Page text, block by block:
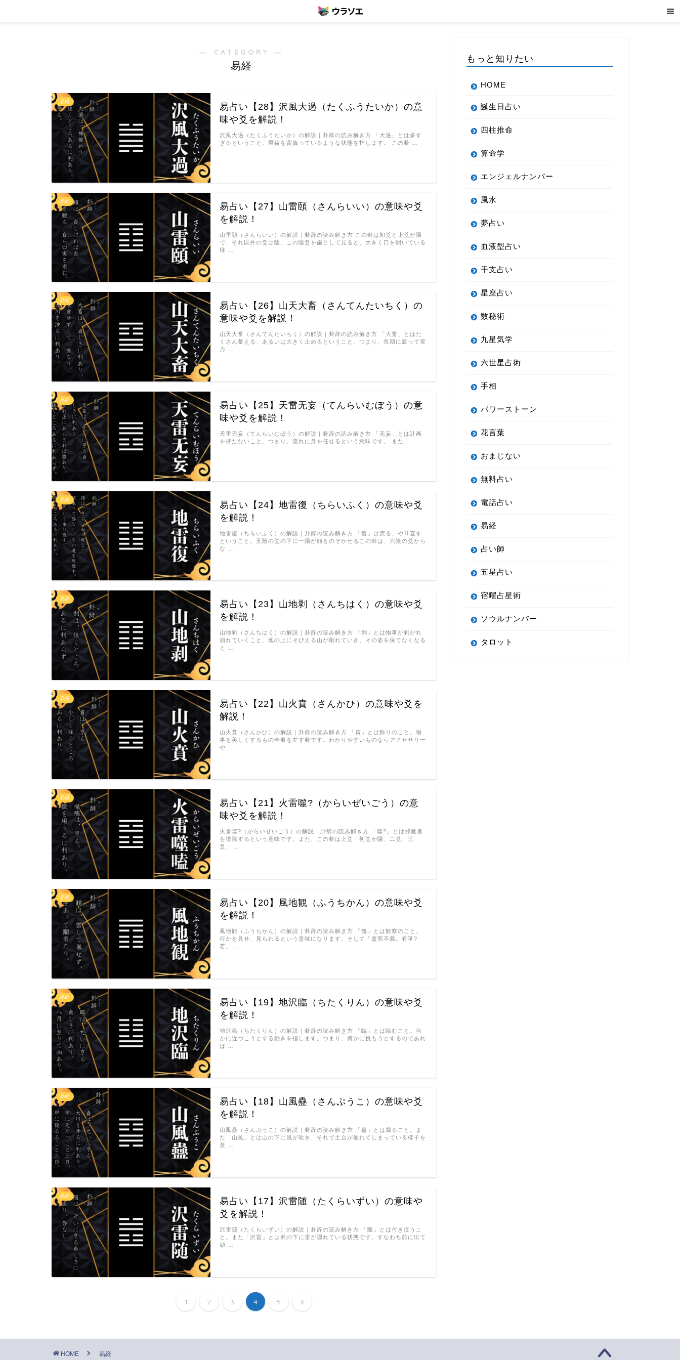
― CATEGORY ―
易経
易経
易占い【28】沢風大過（たくふうたいか）の意
味や爻を解説！
沢風大過（たくふうたいか）の解説｜卦辞の読み解き方 「大過」とは多す
ぎるということ。重荷を背負っているような状態を指します。 この卦 …
易経
易占い【27】山雷頤（さんらいい）の意味や爻
を解説！
山雷頤（さんらいい）の解説｜卦辞の読み解き方 この卦は初爻と上爻が陽
で、それ以外の爻は陰。この陰爻を歯として見ると、大きく口を開いている
様 …
易経
易占い【26】山天大畜（さんてんたいちく）の
意味や爻を解説！
山天大畜（さんてんたいちく）の解説｜卦辞の読み解き方 「大畜」とはた
くさん蓄える、あるいは大きく止めるということ。つまり、長期に渡って実
力 …
易経
易占い【25】天雷无妄（てんらいむぼう）の意
味や爻を解説！
天雷无妄（てんらいむぼう）の解説｜卦辞の読み解き方 「无妄」とは計画
を持たないこと。つまり、流れに身を任せるという意味です。 また「 …
易経
易占い【24】地雷復（ちらいふく）の意味や爻
を解説！
地雷復（ちらいふく）の解説｜卦辞の読み解き方 「復」は戻る、やり直す
ということ。五陰の爻の下に一陽が顔をのぞかせるこの卦は、六陰の爻から
な …
易経
易占い【23】山地剥（さんちはく）の意味や爻
を解説！
山地剥（さんちはく）の解説｜卦辞の読み解き方 「剥」とは物事が剥がれ
崩れていくこと。地の上にそびえる山が削れていき、その姿を保てなくなる
と …
易経
易占い【22】山火賁（さんかひ）の意味や爻を
解説！
山火賁（さんかひ）の解説｜卦辞の読み解き方 「賁」とは飾りのこと。物
事を美しくするもの全般を差す卦です。わかりやすいものならアクセサリー
や …
易経
易占い【21】火雷噬?（からいぜいごう）の意
味や爻を解説！
火雷噬?（からいぜいごう）の解説｜卦辞の読み解き方 「噬?」とは邪魔者
を排除するという意味です。また、この卦は上爻・初爻が陽、二爻、三
爻、 …
易経
易占い【20】風地観（ふうちかん）の意味や爻
を解説！
風地観（ふうちかん）の解説｜卦辞の読み解き方 「観」とは観察のこと。
何かを見せ、見られるという意味になります。そして「盥而不薦。有孚?
若」 …
易経
易占い【19】地沢臨（ちたくりん）の意味や爻
を解説！
地沢臨（ちたくりん）の解説｜卦辞の読み解き方 「臨」とは臨むこと。何
かに近づこうとする動きを指します。つまり、何かに挑もうとするのであれ
ば …
易経
易占い【18】山風蠱（さんぷうこ）の意味や爻
を解説！
山風蠱（さんぷうこ）の解説｜卦辞の読み解き方 「蠱」とは腐ること。ま
た「山風」とは山の下に風が吹き、それで土台が崩れてしまっている様子を
意 …
易経
易占い【17】沢雷随（たくらいずい）の意味や
爻を解説！
沢雷随（たくらいずい）の解説｜卦辞の読み解き方 「随」とは付き従うこ
と。また「沢雷」とは沢の下に雷が隠れている状態です。すなわち前に出て
頑 …
1 2 3 4 5 6
もっと知りたい
HOME
誕生日占い
四柱推命
算命学
エンジェルナンバー
風水
夢占い
血液型占い
干支占い
星座占い
数秘術
九星気学
六世星占術
手相
パワーストーン
花言葉
おまじない
無料占い
電話占い
易経
占い師
五星占い
宿曜占星術
ソウルナンバー
タロット
HOME 易経